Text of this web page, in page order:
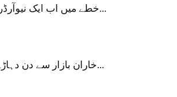
خطے میں اب ایک نیوآرڈر نا...
خاران بازار سے دن دہاڑے ا...